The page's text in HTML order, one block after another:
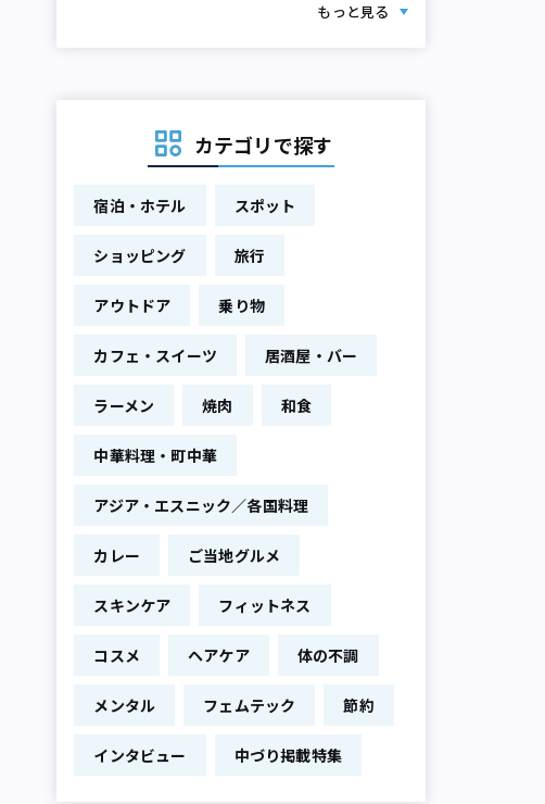
もっと見る
カテゴリで探す
宿泊・ホテル スポット
ショッピング 旅行
アウトドア 乗り物
カフェ・スイーツ 居酒屋・バー
ラーメン 焼肉 和食
中華料理・町中華
アジア・エスニック／各国料理
カレー ご当地グルメ
スキンケア フィットネス
コスメ ヘアケア 体の不調
メンタル フェムテック 節約
インタビュー 中づり掲載特集